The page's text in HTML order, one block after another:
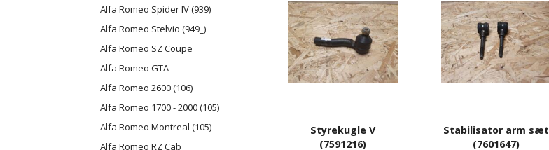
Alfa Romeo Spider IV (939)
Alfa Romeo Stelvio (949_)
Alfa Romeo SZ Coupe
Alfa Romeo GTA
Alfa Romeo 2600 (106)
Alfa Romeo 1700 - 2000 (105)
Alfa Romeo Montreal (105)
Alfa Romeo RZ Cab
Styrekugle V
(7591216)
Stabilisator arm sæt
(7601647)